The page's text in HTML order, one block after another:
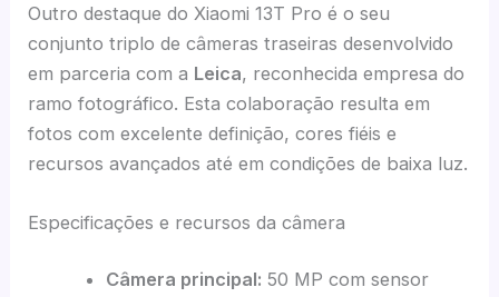
Outro destaque do Xiaomi 13T Pro é o seu
conjunto triplo de câmeras traseiras desenvolvido
em parceria com a Leica, reconhecida empresa do
ramo fotográfico. Esta colaboração resulta em
fotos com excelente definição, cores fiéis e
recursos avançados até em condições de baixa luz.
Especificações e recursos da câmera
Câmera principal: 50 MP com sensor